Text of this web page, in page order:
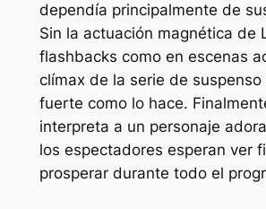
dependía principalmente de
Sin la actuación magnética de
flashbacks como en escenas
clímax de la serie de suspenso
fuerte como lo hace.
interpreta a un personaje
los espectadores esperan ver
prosperar durante todo el